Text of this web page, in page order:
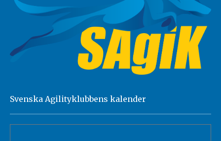
Svenska Agilityklubbens kalender